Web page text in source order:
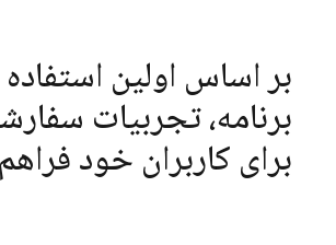
بر اساس اولین استفاده
برنامه، تجربیات
برای کاربران خود